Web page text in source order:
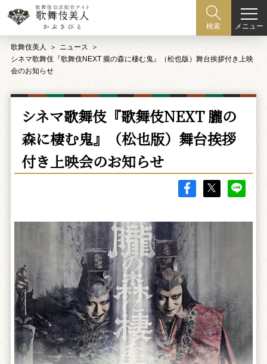
検索 メニュー
歌舞伎美人
ニュース
シネマ歌舞伎『歌舞伎NEXT 朧の森に棲む鬼』（松也版）舞台挨拶付き上映
会のお知らせ
シネマ歌舞伎『歌舞伎NEXT 朧の
森に棲む鬼』（松也版）舞台挨拶
付き上映会のお知らせ